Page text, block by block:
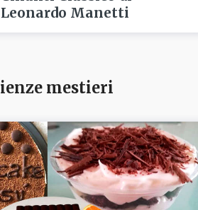
Leonardo Manetti
mestieri